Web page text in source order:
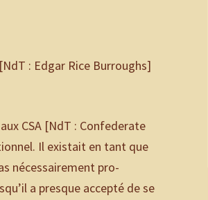
: Edgar Rice Burroughs]
CSA [NdT : Confederate
Il existait en tant que
nécessairement pro-
a presque accepté de se